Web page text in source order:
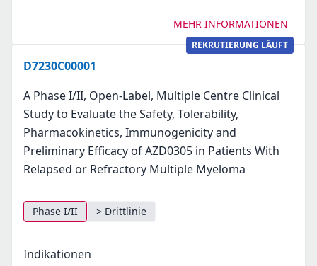
MEHR INFORMATIONEN
REKRUTIERUNG LÄUFT
D7230C00001
A Phase I/II, Open-Label, Multiple Centre Clinical
Study to Evaluate the Safety, Tolerability,
Pharmacokinetics, Immunogenicity and
Preliminary Efficacy of AZD0305 in Patients With
Relapsed or Refractory Multiple Myeloma
Phase I/II > Drittlinie
Indikationen